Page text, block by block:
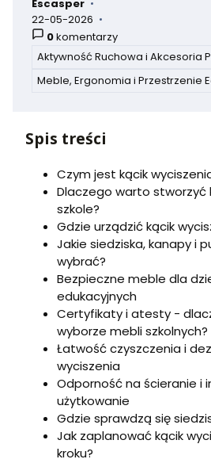
autor:
Escasper
dodano:
22-05-2026
0komentarzy
w kategorii
Aktywność Ruchowa i Akcesoria
Meble, Ergonomia i Przestrzenie
Spis treści
Czym jest kącik
Dlaczego warto stworzyć
szkole?
Gdzie urządzić kącik
Jakie siedziska, kanapy i
wybrać?
Bezpieczne meble dla
edukacyjnych
Certyfikaty i atesty -
wyborze mebli szkolnych?
Łatwość czyszczenia i
wyciszenia
Odporność na ścieranie i
użytkowanie
Gdzie sprawdzą się
Jak zaplanować kącik
kroku?